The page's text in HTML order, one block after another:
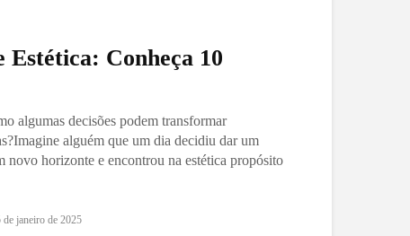
Estética: Conheça 10
algumas decisões podem transformar
alguém que um dia decidiu dar um
novo horizonte e encontrou na estética propósito
de janeiro de 2025